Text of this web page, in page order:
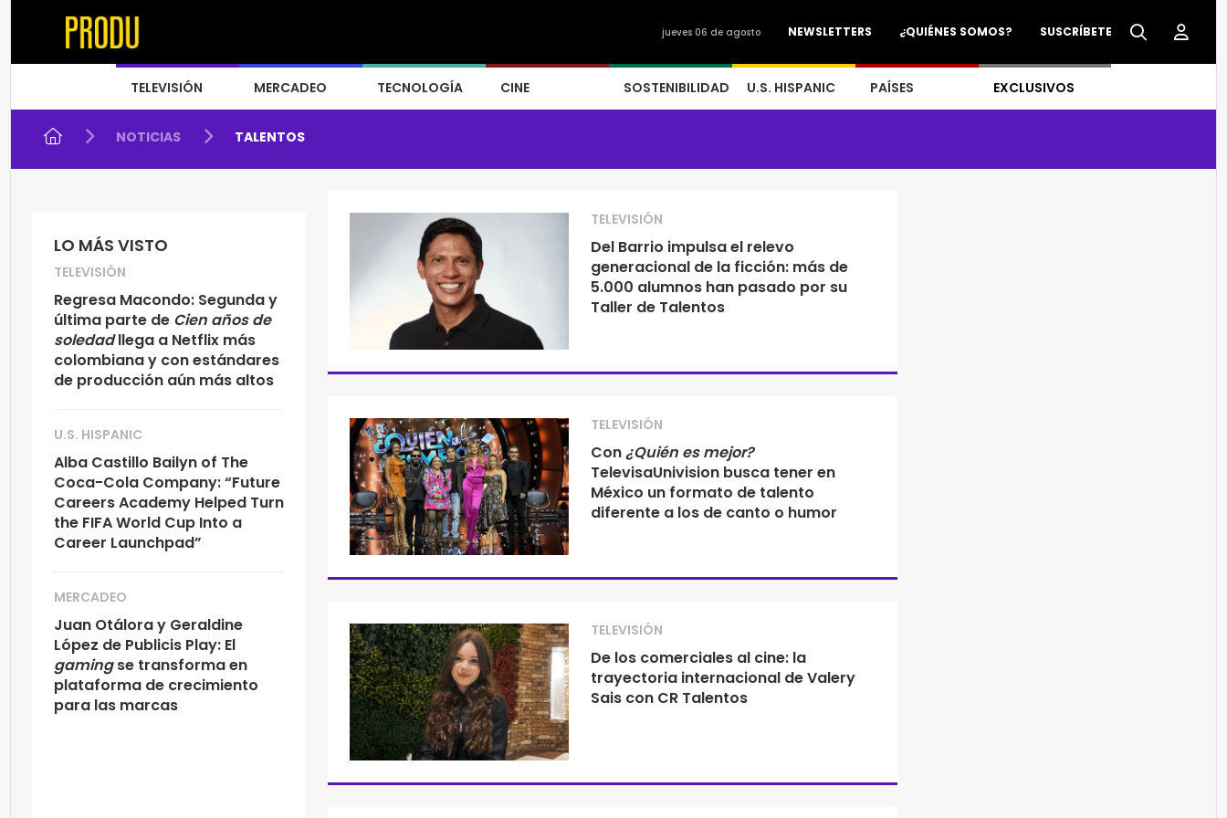
SUSCRÍBETE
¿QUIÉNES SOMOS?
NEWSLETTERS
jueves 06 de agosto
TELEVISIÓN MERCADEO TECNOLOGÍA CINE SOSTENIBILIDAD U.S. HISPANIC PAÍSES EXCLUSIVOS
NOTICIAS TALENTOS
LO MÁS VISTO
TELEVISIÓN
Regresa Macondo: Segunda y
última parte de Cien años de
soledadllega a Netflix más
colombiana y con estándares
de producción aún más altos
U.S. HISPANIC
Alba Castillo Bailyn of The
Coca-Cola Company: “Future
Careers Academy Helped Turn
the FIFA World Cup Into a
Career Launchpad”
MERCADEO
Juan Otálora y Geraldine
López de Publicis Play: El
gamingse transforma en
plataforma de crecimiento
para las marcas
TELEVISIÓN
Del Barrio impulsa el relevo
generacional de la ficción: más de
5.000 alumnos han pasado por su
Taller de Talentos
TELEVISIÓN
Con¿Quién es mejor?
TelevisaUnivision busca tener en
México un formato de talento
diferente a los de canto o humor
TELEVISIÓN
De los comerciales al cine: la
trayectoria internacional de Valery
Sais con CR Talentos